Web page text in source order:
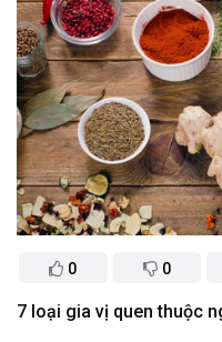
0 0
7 loại gia vị quen thuộc